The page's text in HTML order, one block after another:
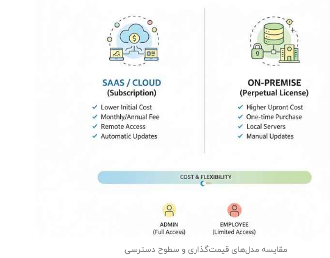
مقایسه مدل‌های قیمت‌گذاری و سطوح دسترسی